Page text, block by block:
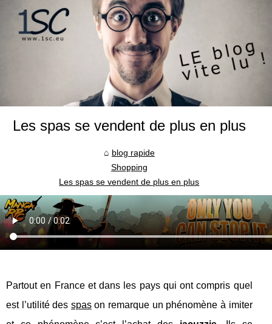
Les spas se vendent de plus en plus
blog rapide
Shopping
Les spas se vendent de plus en plus
Partout en France et dans les pays qui ont compris quel
est l’utilité des spason remarque un phénomène à imiter